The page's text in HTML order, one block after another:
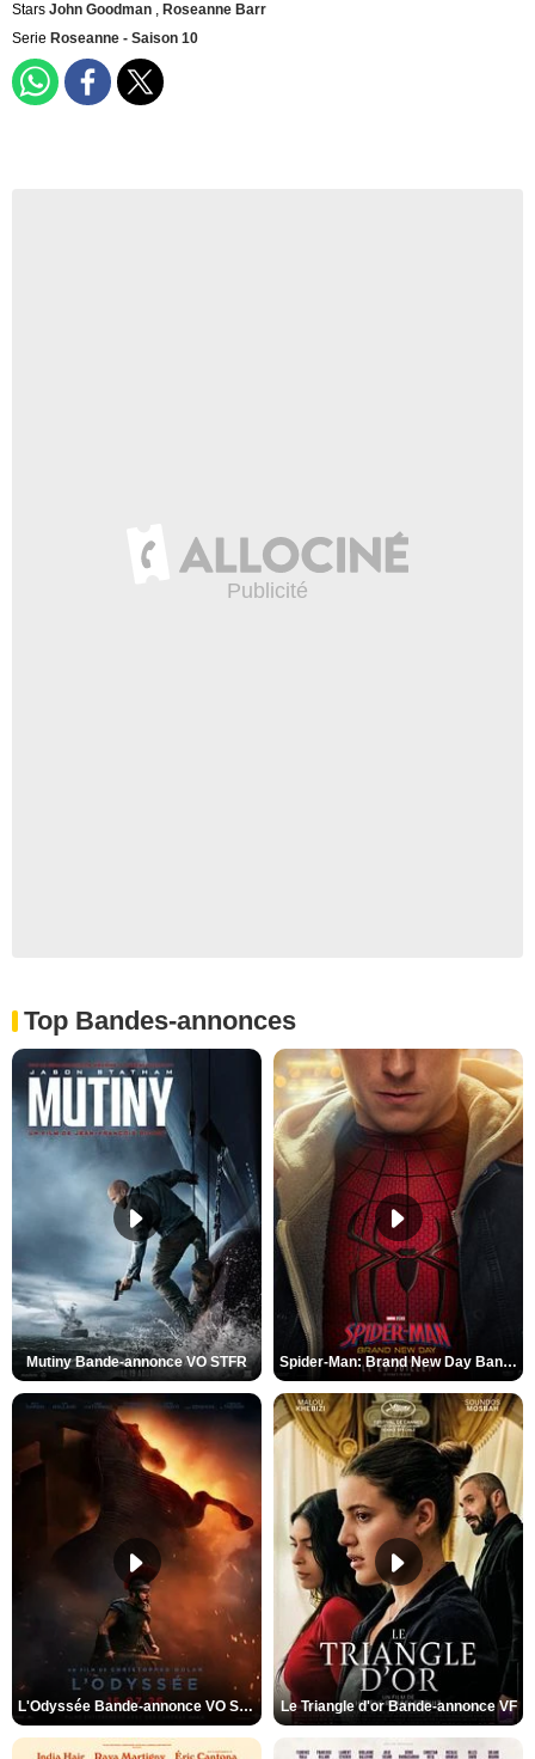
Stars John Goodman , Roseanne Barr
Serie Roseanne - Saison 10
Top Bandes-annonces
Mutiny Bande-annonce VO STFR Spider-Man: Brand New Day Bande-annonce VO STFR
L'Odyssée Bande-annonce VO STFR Le Triangle d'or Bande-annonce VF